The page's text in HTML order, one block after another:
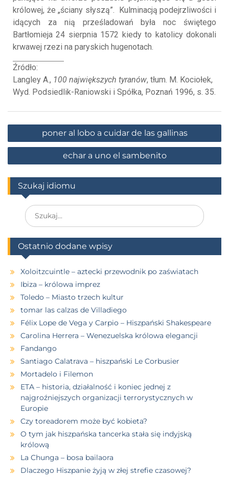
królowej, że „ściany słyszą”. Kulminacją podejrzliwości i
idących za nią prześladowań była noc świętego
Bartłomieja 24 sierpnia 1572 kiedy to katolicy dokonali
krwawej rzezi na paryskich hugenotach.
Źródło:
Langley A., 100 największych tyranów, tłum. M. Kociołek,
Wyd. Podsiedlik-Raniowski i Spółka, Poznań 1996, s. 35.
poner al lobo a cuidar de las gallinas
echar a uno el sambenito
Szukaj idiomu
Ostatnio dodane wpisy
Xoloitzcuintle – aztecki przewodnik po zaświatach
Ibiza – królowa imprez
Toledo – Miasto trzech kultur
tomar las calzas de Villadiego
Félix Lope de Vega y Carpio – Hiszpański Shakespeare
Carolina Herrera – Wenezuelska królowa elegancji
Fandango
Santiago Calatrava – hiszpański Le Corbusier
Mortadelo i Filemon
ETA – historia, działalność i koniec jednej z
najgroźniejszych organizacji terrorystycznych w
Europie
Czy toreadorem może być kobieta?
O tym jak hiszpańska tancerka stała się indyjską
królową
La Chunga – bosa bailaora
Dlaczego Hiszpanie żyją w złej strefie czasowej?